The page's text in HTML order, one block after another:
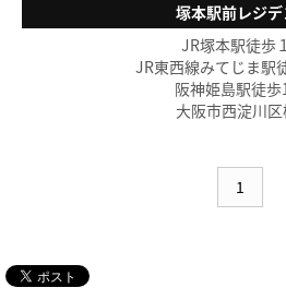
塚本駅前レジデ
JR塚本駅徒歩
JR東西線みてじま駅
阪神姫島駅徒
大阪市西淀川
1